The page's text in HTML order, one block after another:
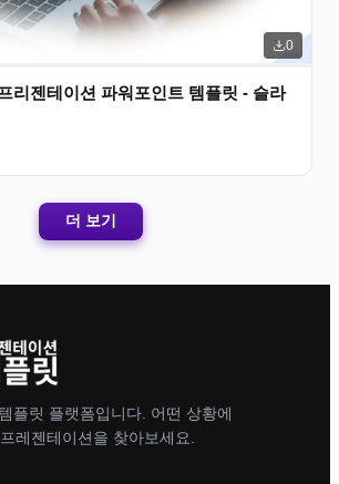
0
리젠테이션 파워포인트 템플릿 - 슬라
더 보기
플릿 플랫폼입니다. 어떤 상황에
레젠테이션을 찾아보세요.